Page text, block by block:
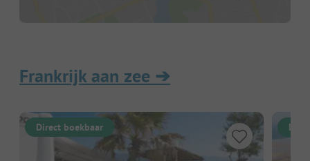
Frankrijk aan zee ➔
Direct boekbaar